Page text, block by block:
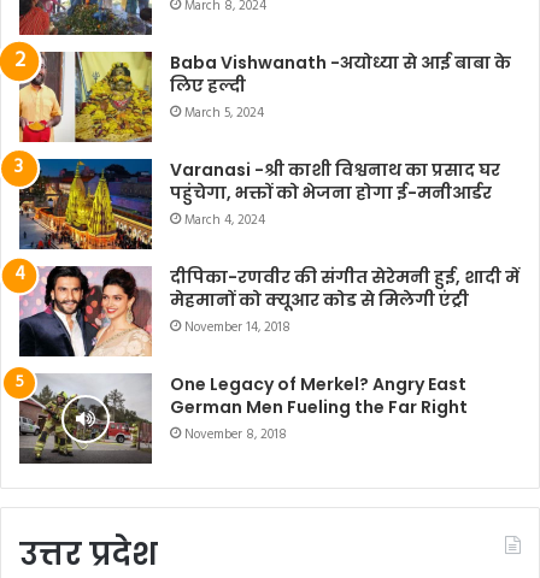
March 8, 2024
Baba Vishwanath -अयोध्या से आई बाबा के
लिए हल्दी
March 5, 2024
Varanasi -श्री काशी विश्वनाथ का प्रसाद घर
पहुंचेगा, भक्तों को भेजना होगा ई-मनीआर्डर
March 4, 2024
दीपिका-रणवीर की संगीत सेरेमनी हुई, शादी में
मेहमानों को क्यूआर कोड से मिलेगी एंट्री
November 14, 2018
One Legacy of Merkel? Angry East
German Men Fueling the Far Right
November 8, 2018
उत्तर प्रदेश